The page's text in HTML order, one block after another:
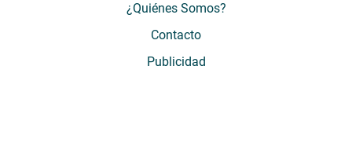
¿Quiénes Somos?
Contacto
Publicidad